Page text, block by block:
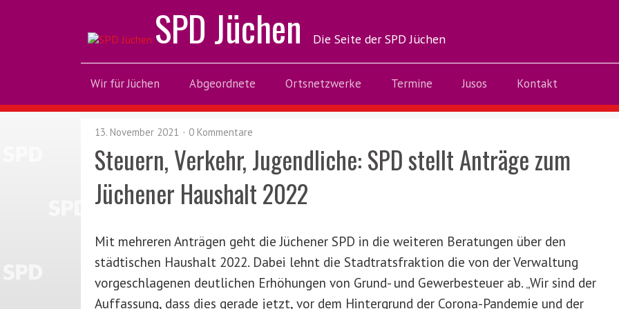
SPD Jüchen Die Seite der SPD Jüchen
Wir für Jüchen Abgeordnete Ortsnetzwerke Termine Jusos Kontakt
13. November 2021 0 Kommentare
Steuern, Verkehr, Jugendliche: SPD stellt Anträge zum
Jüchener Haushalt 2022
Mit mehreren Anträgen geht die Jüchener SPD in die weiteren Beratungen über den
städtischen Haushalt 2022. Dabei lehnt die Stadtratsfraktion die von der Verwaltung
vorgeschlagenen deutlichen Erhöhungen von Grund- und Gewerbesteuer ab. „Wir sind der
Auffassung, dass dies gerade jetzt, vor dem Hintergrund der Corona-Pandemie und der